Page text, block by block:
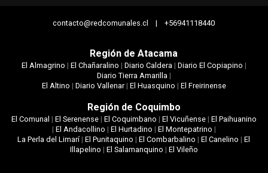
contacto@redcomunales.cl | +56941118440
Región de Atacama
El Almagrino | El Chañaralino | Diario Caldera | Diario El Copiapino |
Diario Tierra Amarilla |
El Altino | Diario Vallenar| El Huasquino | El Freirinense
Región de Coquimbo
El Comunal | El Serenense| El Coquimbano | El Vicuñense| El Paihuanino
| El Andacollino | El Hurtadino | El Montepatrino |
La Perla del Limarí|El Punitaquino |El Combarbalino |El Canelino |El
Illapelino | El Salamanquino | El Vileño